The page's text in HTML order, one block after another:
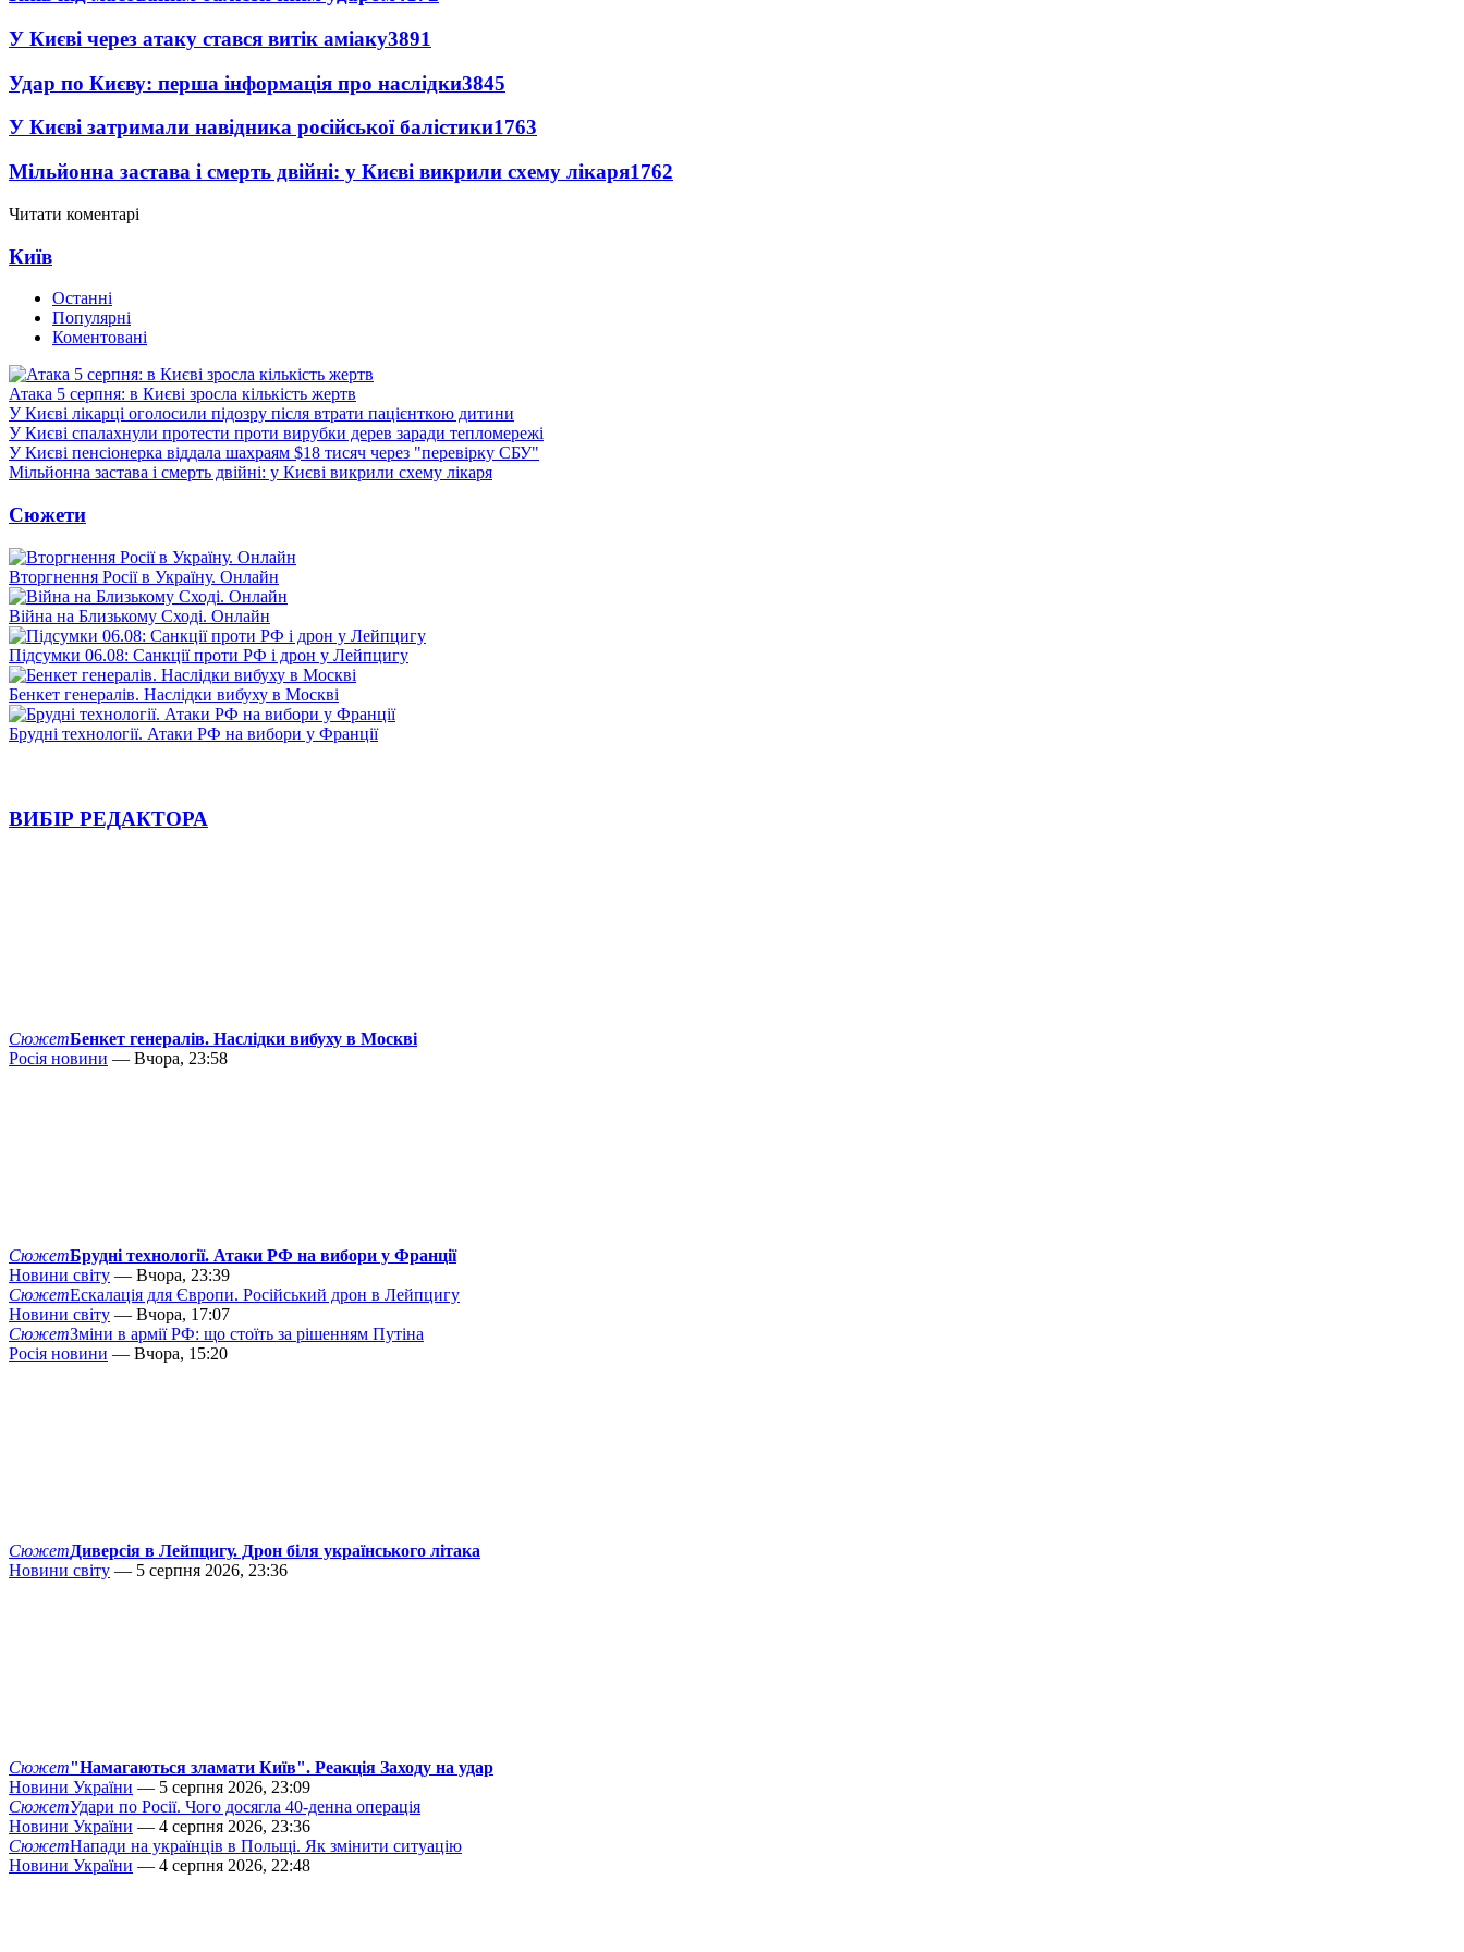
У Києві через атаку стався витік аміаку3891
Удар по Києву: перша інформація про наслідки3845
У Києві затримали навідника російської балістики1763
Мільйонна застава і смерть двійні: у Києві викрили схему лікаря1762
Читати коментарі
Київ
Останні
Популярні
Коментовані
Атака 5 серпня: в Києві зросла кількість жертв
У Києві лікарці оголосили підозру після втрати пацієнткою дитини
У Києві спалахнули протести проти вирубки дерев заради тепломережі
У Києві пенсіонерка віддала шахраям $18 тисяч через "перевірку СБУ"
Мільйонна застава і смерть двійні: у Києві викрили схему лікаря
Сюжети
Вторгнення Росії в Україну. Онлайн
Війна на Близькому Сході. Онлайн
Підсумки 06.08: Санкції проти РФ і дрон у Лейпцигу
Бенкет генералів. Наслідки вибуху в Москві
Брудні технології. Атаки РФ на вибори у Франції
ВИБІР РЕДАКТОРА
СюжетБенкет генералів. Наслідки вибуху в Москві
Росія новини — Вчора, 23:58
СюжетБрудні технології. Атаки РФ на вибори у Франції
Новини світу — Вчора, 23:39
СюжетЕскалація для Європи. Російський дрон в Лейпцигу
Новини світу — Вчора, 17:07
СюжетЗміни в армії РФ: що стоїть за рішенням Путіна
Росія новини — Вчора, 15:20
СюжетДиверсія в Лейпцигу. Дрон біля українського літака
Новини світу — 5 серпня 2026, 23:36
Сюжет"Намагаються зламати Київ". Реакція Заходу на удар
Новини України — 5 серпня 2026, 23:09
СюжетУдари по Росії. Чого досягла 40-денна операція
Новини України — 4 серпня 2026, 23:36
СюжетНапади на українців в Польщі. Як змінити ситуацію
Новини України — 4 серпня 2026, 22:48